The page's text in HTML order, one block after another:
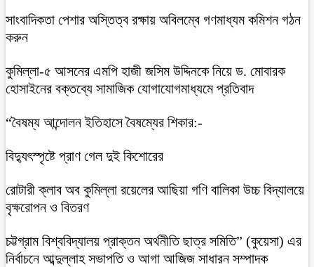
সাংবাদিকতা পেশার অস্তিত্ব রক্ষায় অবিলম্বে গণমাধ্যম কমিশন গঠন
করুন
কুমিল্লা-৫ আসনের এমপি হাজী জসিম উদ্দিনকে নিয়ে ড. মোবারক
হোসাইনের বক্তব্যে সামাজিক যোগাযোগমাধ্যমে প্রতিবাদ
“বৈষম্য আন্দোলন ইতিহাসে বৈষম্যের শিকার:-
বিদ্যুৎস্পৃষ্টে প্রাণ গেল দুই কিশোরের
রোটারী ক্লাব অব কুমিল্লা রয়েলের আছিয়া গণি বালিকা উচ্চ বিদ্যালয়ে
বৃক্ষরোপন ও বিতরণ
চট্টগ্রাম বিশ্ববিদ্যালয় প্রাক্তন অর্থনীতি ছাত্র সমিতি” (কুয়েসা) এর
নির্বাচনে আব্দুল্লাহ সভাপতি ও আগা আজিজ সাধারন সম্পাদক